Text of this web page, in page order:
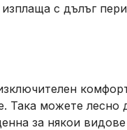
с дълъг
Така можете
за някои